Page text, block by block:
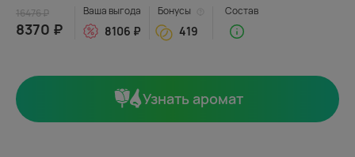
16476 ₽
8370 ₽
Ваша выгода
8106 ₽
Бонусы
419
Состав
Узнать аромат